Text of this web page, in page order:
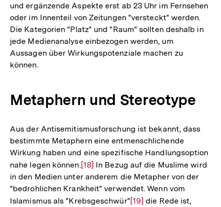
und ergänzende Aspekte erst ab 23 Uhr im Fernsehen
oder im Innenteil von Zeitungen "versteckt" werden.
Die Kategorien "Platz" und "Raum" sollten deshalb in
jede Medienanalyse einbezogen werden, um
Aussagen über Wirkungspotenziale machen zu
können.
Metaphern und Stereotype
Aus der Antisemitismusforschung ist bekannt, dass
bestimmte Metaphern eine entmenschlichende
Wirkung haben und eine spezifische Handlungsoption
nahe legen können.Zur
Auflösung
der
Fußnote
[18] In Bezug auf die Muslime wird
in den Medien unter anderem die Metapher von der
"bedrohlichen Krankheit" verwendet. Wenn vom
Islamismus als "Krebsgeschwür"Zur
[19] die Rede ist,